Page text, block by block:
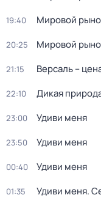
19:40 Мировой
20:25 Мировой
21:15 Версаль –
22:10 Дикая
23:00 Удиви меня
23:50 Удиви меня
00:40 Удиви меня
01:35 Удиви меня.